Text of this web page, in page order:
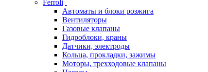
Ferroli
Автоматы и блоки розжига
Вентиляторы
Газовые клапаны
Гидроблоки, краны
Датчики, электроды
Кольца, прокладки, зажимы
Моторы, трехходовые клапаны